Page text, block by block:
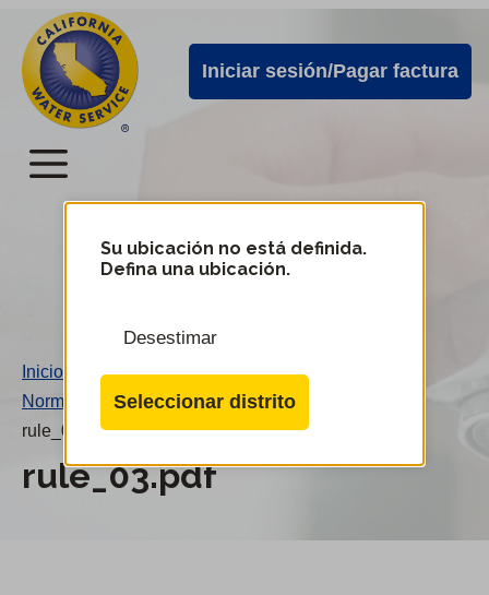
directamente
contenido
principal
Alertas
de
Cal
Water
Iniciar sesión/Pagar factura
Menú
Menú
servicio
de
Cal
Water
Su ubicación no está definida.
Defina una ubicación.
Desestimar
Seleccionar distrito
Inicio
Norma 03
rule_03.pdf
rule_03.pdf